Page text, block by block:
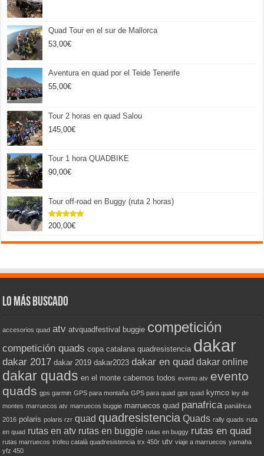
Quad Tour en el sur de Mallorca
53,00€
Aventura en quad por el Teide Tenerife
55,00€
Tour 2 horas en quad Salou
145,00€
Tour 1 hora QUADBIKE
90,00€
Tour off-road en Buggy (ruta 2 horas)
Valorado
de 5
200,00€
Lo más buscado
accesorios quad atv atvquadfestival buggie competición
competición quads copa catalana quadresistencia dakar
dakar 2017 dakar 2019 dakar2023 dakar en quad dakar online
dakar quads en el monte cabemos todos evento atv evento
quads gps garmin GPS para montaña GPS para quad gps quad kymco ley de
montes marruecos atv marruecos buggie marruecos quad panafrica panáfrica
2016 polaris polaris rzr quad quadresistencia Quads rally quads ruta
en quad rutas en atv rutas en buggie rutas en buggy rutas en quad
rutas marruecos trofeu català quadresistencia trx 450r utv viaje a marruecos yamaha
yfz 450